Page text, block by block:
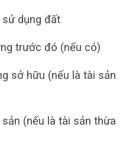
sử dụng đất
trước đó (nếu có)
sở hữu (nếu là tài sản
(nếu là tài sản thừa